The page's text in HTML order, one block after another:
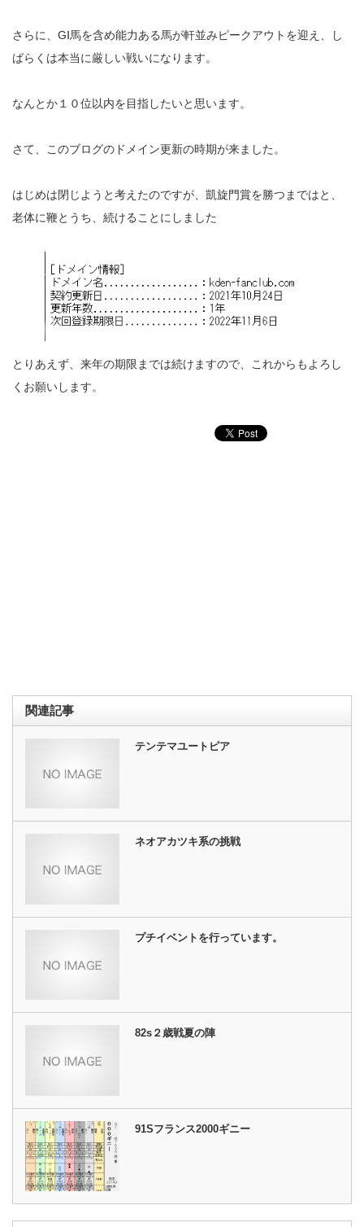
さらに、GⅠ馬を含め能力ある馬が軒並みピークアウトを迎え、し
ばらくは本当に厳しい戦いになります。
なんとか１０位以内を目指したいと思います。
さて、このブログのドメイン更新の時期が来ました。
はじめは閉じようと考えたのですが、凱旋門賞を勝つまではと、
老体に鞭とうち、続けることにしました
とりあえず、来年の期限までは続けますので、これからもよろし
くお願いします。
関連記事
テンテマユートピア
ネオアカツキ系の挑戦
プチイベントを行っています。
82s２歳戦夏の陣
91Sフランス2000ギニー